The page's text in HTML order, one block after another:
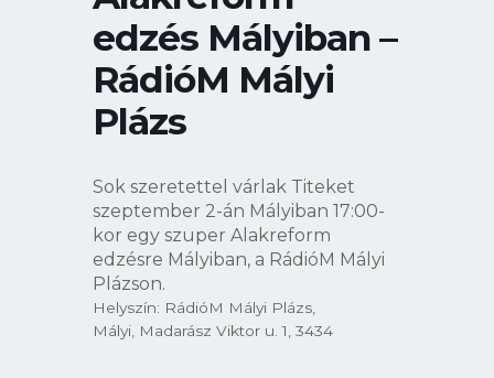
edzés Mályiban –
RádióM Mályi
Plázs
Sok szeretettel várlak Titeket
szeptember 2-án Mályiban 17:00-
kor egy szuper Alakreform
edzésre Mályiban, a RádióM Mályi
Plázson.
Helyszín: RádióM Mályi Plázs,
Mályi, Madarász Viktor u. 1, 3434